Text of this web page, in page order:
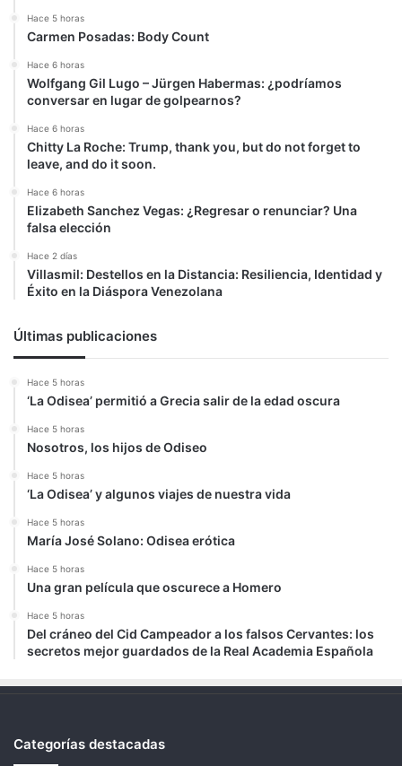
Hace 5 horas
Carmen Posadas: Body Count
Hace 6 horas
Wolfgang Gil Lugo – Jürgen Habermas: ¿podríamos
conversar en lugar de golpearnos?
Hace 6 horas
Chitty La Roche: Trump, thank you, but do not forget to
leave, and do it soon.
Hace 6 horas
Elizabeth Sanchez Vegas: ¿Regresar o renunciar? Una
falsa elección
Hace 2 días
Villasmil: Destellos en la Distancia: Resiliencia, Identidad y
Éxito en la Diáspora Venezolana
Últimas publicaciones
Hace 5 horas
‘La Odisea’ permitió a Grecia salir de la edad oscura
Hace 5 horas
Nosotros, los hijos de Odiseo
Hace 5 horas
‘La Odisea’ y algunos viajes de nuestra vida
Hace 5 horas
María José Solano: Odisea erótica
Hace 5 horas
Una gran película que oscurece a Homero
Hace 5 horas
Del cráneo del Cid Campeador a los falsos Cervantes: los
secretos mejor guardados de la Real Academia Española
Categorías destacadas